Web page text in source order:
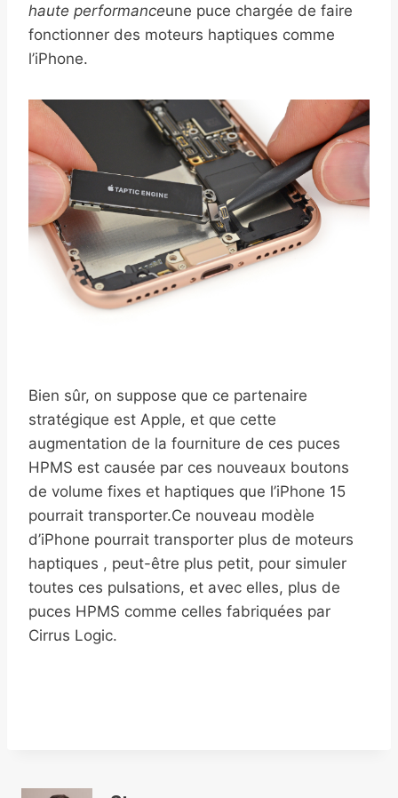
haute performanceune puce chargée de faire
fonctionner des moteurs haptiques comme
l’iPhone.
Bien sûr, on suppose que ce partenaire
stratégique est Apple, et que cette
augmentation de la fourniture de ces puces
HPMS est causée par ces nouveaux boutons
de volume fixes et haptiques que l’iPhone 15
pourrait transporter.Ce nouveau modèle
d’iPhone pourrait transporter plus de moteurs
haptiques , peut-être plus petit, pour simuler
toutes ces pulsations, et avec elles, plus de
puces HPMS comme celles fabriquées par
Cirrus Logic.